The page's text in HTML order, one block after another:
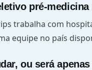
pré-
trabalha com
equipe no país
ou será